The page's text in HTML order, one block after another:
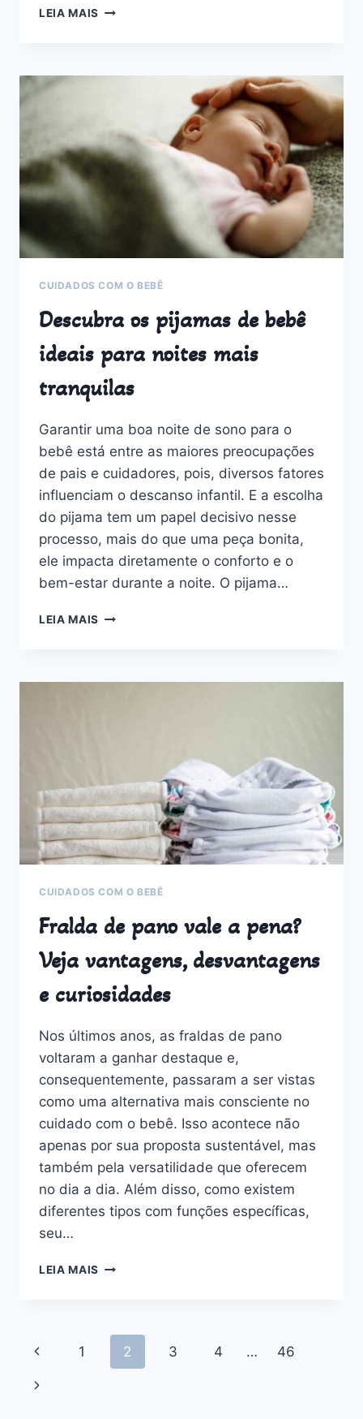
LEIA MAIS CONFIRA
NÃO
VESTIR
BEBÊS
NO
CUIDADOS COM O BEBÊ
Descubra os pijamas de bebê
ideais para noites mais
tranquilas
Garantir uma boa noite de sono para o
bebê está entre as maiores preocupações
de pais e cuidadores, pois, diversos fatores
influenciam o descanso infantil. E a escolha
do pijama tem um papel decisivo nesse
processo, mais do que uma peça bonita,
ele impacta diretamente o conforto e o
bem-estar durante a noite. O pijama…
LEIA MAIS DESCUBRA
BEBÊ
TRANQUILAS
CUIDADOS COM O BEBÊ
Fralda de pano vale a pena?
Veja vantagens, desvantagens
e curiosidades
Nos últimos anos, as fraldas de pano
voltaram a ganhar destaque e,
consequentemente, passaram a ser vistas
como uma alternativa mais consciente no
cuidado com o bebê. Isso acontece não
apenas por sua proposta sustentável, mas
também pela versatilidade que oferecem
no dia a dia. Além disso, como existem
diferentes tipos com funções específicas,
seu…
LEIA MAIS FRALDA
PENA?
VEJA
Navegação
da
Página
Anterior
1 2 3 4 … 46
Página